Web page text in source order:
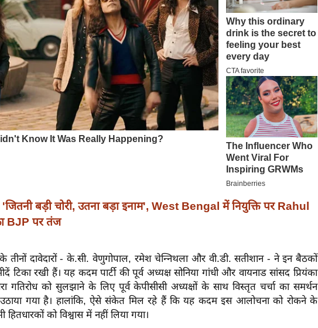
'जितनी बड़ी चोरी, उतना बड़ा इनाम', West Bengal में नियुक्ति पर Rahul
BJP पर तंज
तीनों दावेदारों - के.सी. वेणुगोपाल, रमेश चेन्निथला और वी.डी. सतीशान - ने इन बैठकों
टिका रखी हैं। यह कदम पार्टी की पूर्व अध्यक्ष सोनिया गांधी और वायनाड सांसद प्रियंका
गतिरोध को सुलझाने के लिए पूर्व केपीसीसी अध्यक्षों के साथ विस्तृत चर्चा का समर्थन
गया है। हालांकि, ऐसे संकेत मिल रहे हैं कि यह कदम इस आलोचना को रोकने के
को विश्वास में नहीं लिया गया।